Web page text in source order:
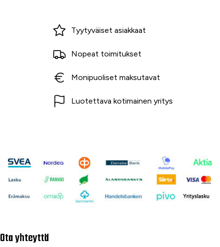
Miksi ostaa Tarvikekeskuksesta?
Tyytyväiset asiakkaat
Nopeat toimitukset
Monipuoliset maksutavat
Luotettava kotimainen yritys
Ota yhteyttä